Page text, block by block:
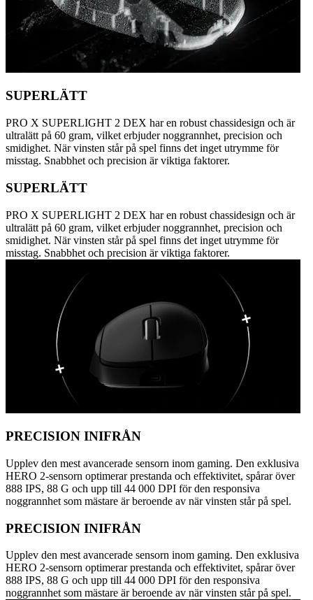
SUPERLÄTT
PRO X SUPERLIGHT 2 DEX har en robust chassidesign och är
ultralätt på 60 gram, vilket erbjuder noggrannhet, precision och
smidighet. När vinsten står på spel finns det inget utrymme för
misstag. Snabbhet och precision är viktiga faktorer.
SUPERLÄTT
PRO X SUPERLIGHT 2 DEX har en robust chassidesign och är
ultralätt på 60 gram, vilket erbjuder noggrannhet, precision och
smidighet. När vinsten står på spel finns det inget utrymme för
misstag. Snabbhet och precision är viktiga faktorer.
PRECISION INIFRÅN
Upplev den mest avancerade sensorn inom gaming. Den exklusiva
HERO 2-sensorn optimerar prestanda och effektivitet, spårar över
888 IPS, 88 G och upp till 44 000 DPI för den responsiva
noggrannhet som mästare är beroende av när vinsten står på spel.
PRECISION INIFRÅN
Upplev den mest avancerade sensorn inom gaming. Den exklusiva
HERO 2-sensorn optimerar prestanda och effektivitet, spårar över
888 IPS, 88 G och upp till 44 000 DPI för den responsiva
noggrannhet som mästare är beroende av när vinsten står på spel.